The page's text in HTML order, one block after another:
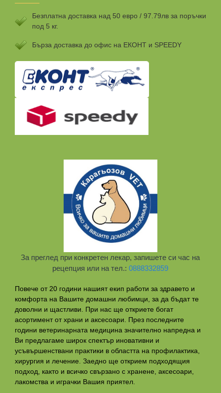
Безплатна доставка над 50 евро / 97.79лв за поръчки
под 5 кг.
Бързa доставка до офис на ЕКОНТ и SPEEDY
За преглед при конкретен лекар, запишете си час на
рецепция или на тел.:0888332859
Повече от 20 години нашият екип работи за здравето и
комфорта на Вашите домашни любимци, за да бъдат те
доволни и щастливи. При нас ще откриете богат
асортимент от храни и аксесоари. През последните
години ветеринарната медицина значително напредна и
Ви предлагаме широк спектър иновативни и
усъвършенствани практики в областта на профилактикa,
хирургия и лечение. Заедно ще открием подходящия
подход, както и всичко свързано с хранене, аксесоари,
лакомства и играчки Вашия приятел.